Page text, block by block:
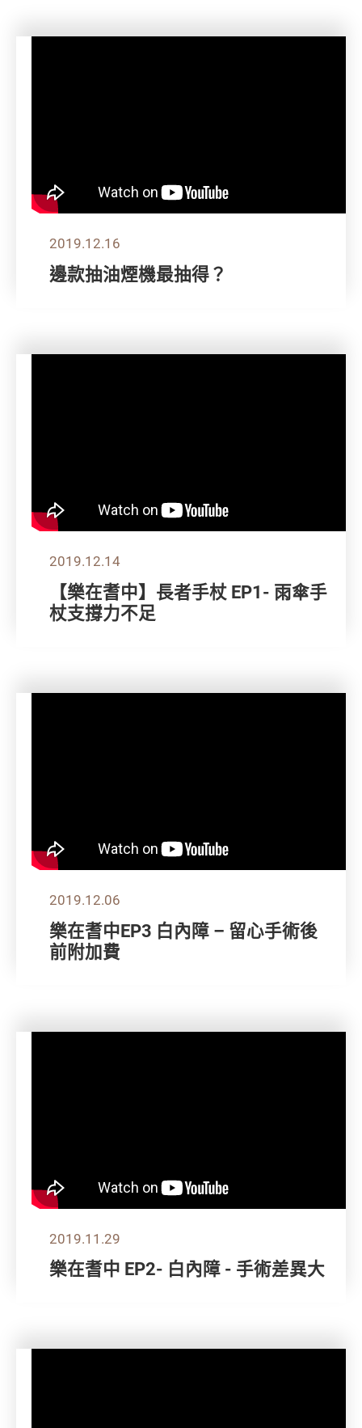
2019.12.16
邊款抽油煙機最抽得？
2019.12.14
【樂在耆中】長者手杖 EP1- 雨傘手
杖支撐力不足
2019.12.06
樂在耆中EP3 白內障 – 留心手術後
前附加費
2019.11.29
樂在耆中 EP2- 白內障 - 手術差異大